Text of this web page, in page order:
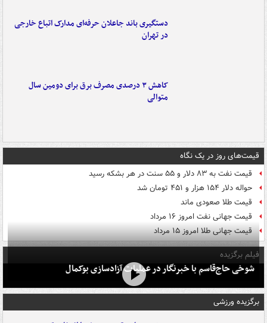
دستگیری باند جاعلان حرفه‌ای مدارک اتباع خارجی
در تهران
کاهش ۳ درصدی مصرف برق برای دومین سال
متوالی
قیمت‌های روز در یک نگاه
قیمت نفت به ۸۳ دلار و ۵۵ سنت در هر بشکه رسید
حواله دلار ۱۵۴ هزار و ۴۵۱ تومان شد
قیمت طلا صعودی ماند
قیمت جهانی نفت امروز ۱۶ مرداد
قیمت جهانی طلا امروز ۱۵ مرداد
فیلم برگزیده
شوخی حاج‌قاسم با خبرنگار در عملیات آزادسازی بوکمال
برگزیده ورزشی